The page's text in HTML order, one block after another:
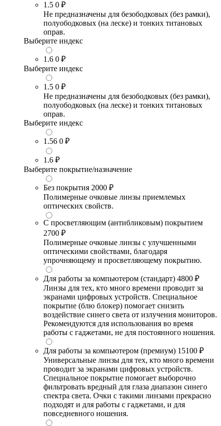
1.5 0 ₽
Не предназначены для безободковых (без рамки),
полуободковых (на леске) и тонких титановых
оправ.
Выберите индекс
1.6 0 ₽
Выберите индекс
1.5 0 ₽
Не предназначены для безободковых (без рамки),
полуободковых (на леске) и тонких титановых
оправ.
Выберите индекс
1.56 0 ₽
1.6 ₽
Выберите покрытие/назначение
Без покрытия 2000 ₽
Полимерные очковые линзы приемлемых
оптических свойств.
С просветляющим (антибликовым) покрытием
2700 ₽
Полимерные очковые линзы с улучшенными
оптическими свойствами, благодаря
упрочняющему и просветляющему покрытию.
Для работы за компьютером (стандарт) 4800 ₽
Линзы для тех, кто много времени проводит за
экранами цифровых устройств. Специальное
покрытие (блю блокер) помогает снизить
воздействие синего света от излучения мониторов.
Рекомендуются для использования во время
работы с гаджетами, не для постоянного ношения.
Для работы за компьютером (премиум) 15100 ₽
Универсальные линзы для тех, кто много времени
проводит за экранами цифровых устройств.
Специальное покрытие помогает выборочно
фильтровать вредный для глаза диапазон синего
спектра света. Очки с такими линзами прекрасно
подходят и для работы с гаджетами, и для
повседневного ношения.